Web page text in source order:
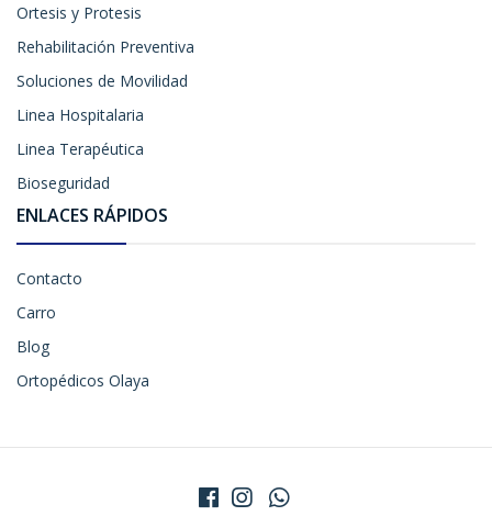
Ortesis y Protesis
Rehabilitación Preventiva
Soluciones de Movilidad
Linea Hospitalaria
Linea Terapéutica
Bioseguridad
ENLACES RÁPIDOS
Contacto
Carro
Blog
Ortopédicos Olaya